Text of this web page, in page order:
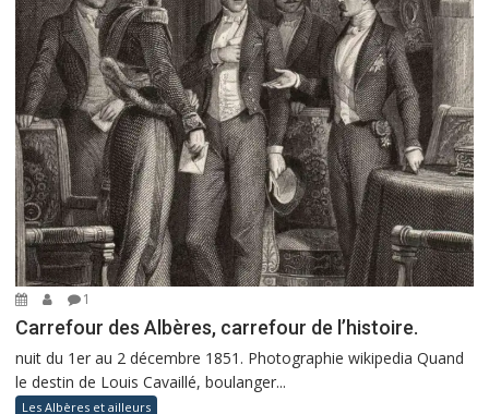
1
Carrefour des Albères, carrefour de l’histoire.
nuit du 1er au 2 décembre 1851. Photographie wikipedia Quand
le destin de Louis Cavaillé, boulanger...
Les Albères et ailleurs